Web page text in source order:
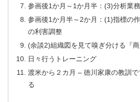
参画後1か月～1か月半：(3)分析業
参画後1か月半～2か月：(1)指標の
の利害調整
(余談2)組織図を見て嗅ぎ分ける『商
日々行うトレーニング
渡米から２カ月 – 徳川家康の教訓
る